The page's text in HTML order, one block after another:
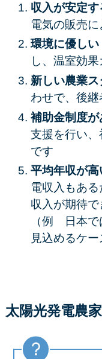
収入が安定
電気の販売
環境に優し
し、温室効
新しい農業
わせで、後
補助金制度
支援を行い
です
平均年収が
電収入もあ
収入が期待で
（例 日本で
見込めるケー
太陽光発電農